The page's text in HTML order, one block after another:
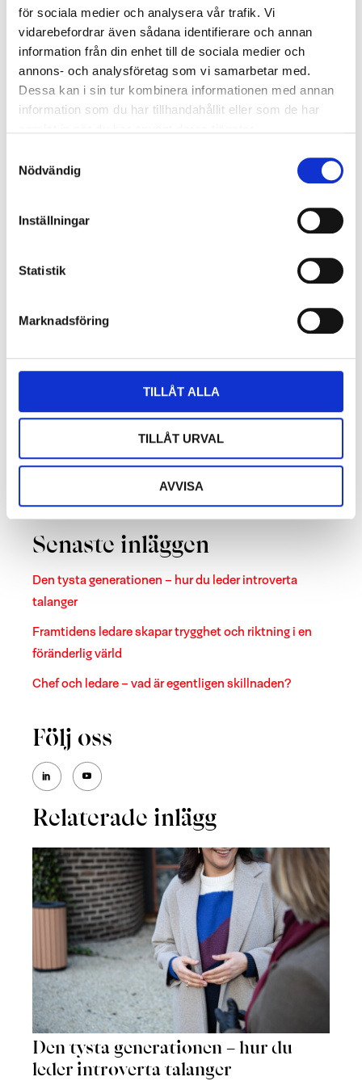
för sociala medier och analysera vår trafik. Vi
vidarebefordrar även sådana identifierare och annan
information från din enhet till de sociala medier och
annons- och analysföretag som vi samarbetar med.
Dessa kan i sin tur kombinera informationen med annan
information som du har tillhandahållit eller som de har
Nödvändig
Inställningar
Statistik
Marknadsföring
TILLÅT ALLA
TILLÅT URVAL
AVVISA
strukturerat och lyhört. Detta medförde bland
annat att medarbetarna tog mer ansvar för sitt
eget agerande samtidigt som ledningsgruppen
kunde fokusera mer långsiktigt. Ett fint
samskapande som gett resultat även på sista
Kategorier
Event
Konsulter(5)
Möten(6)
Samarbetspartners(10)
Team(20)
Senaste inläggen
Den tysta generationen – hur du leder introverta
talanger
Framtidens ledare skapar trygghet och riktning i en
föränderlig värld
Chef och ledare – vad är egentligen skillnaden?
Följ oss
Relaterade inlägg
Den tysta generationen – hur du
leder introverta talanger